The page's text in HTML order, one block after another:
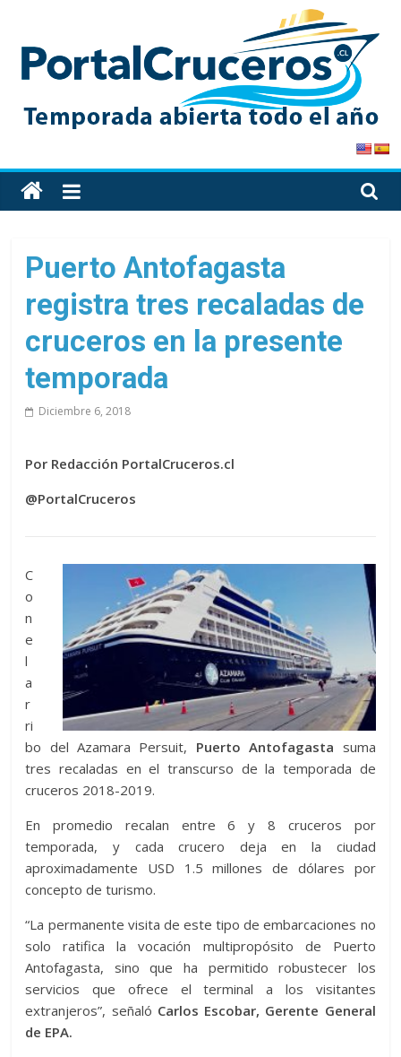
content
PortalCruceros
Toda
la
de
cruceros
en
un
solo
sitio
Puerto Antofagasta
registra tres recaladas de
cruceros en la presente
temporada
Diciembre 6, 2018
Por Redacción PortalCruceros.cl
@PortalCruceros
C
o
n
e
l
a
r
ri
bo del Azamara Persuit, Puerto Antofagasta suma
tres recaladas en el transcurso de la temporada de
cruceros 2018-2019.
En promedio recalan entre 6 y 8 cruceros por
temporada, y cada crucero deja en la ciudad
aproximadamente USD 1.5 millones de dólares por
concepto de turismo.
“La permanente visita de este tipo de embarcaciones no
solo ratifica la vocación multipropósito de Puerto
Antofagasta, sino que ha permitido robustecer los
servicios que ofrece el terminal a los visitantes
extranjeros”, señaló Carlos Escobar, Gerente General
de EPA.